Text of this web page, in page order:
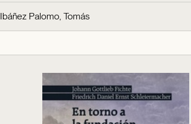
Ibáñez Palomo, Tomás